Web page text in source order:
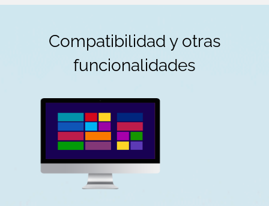
Compatibilidad y otras
funcionalidades